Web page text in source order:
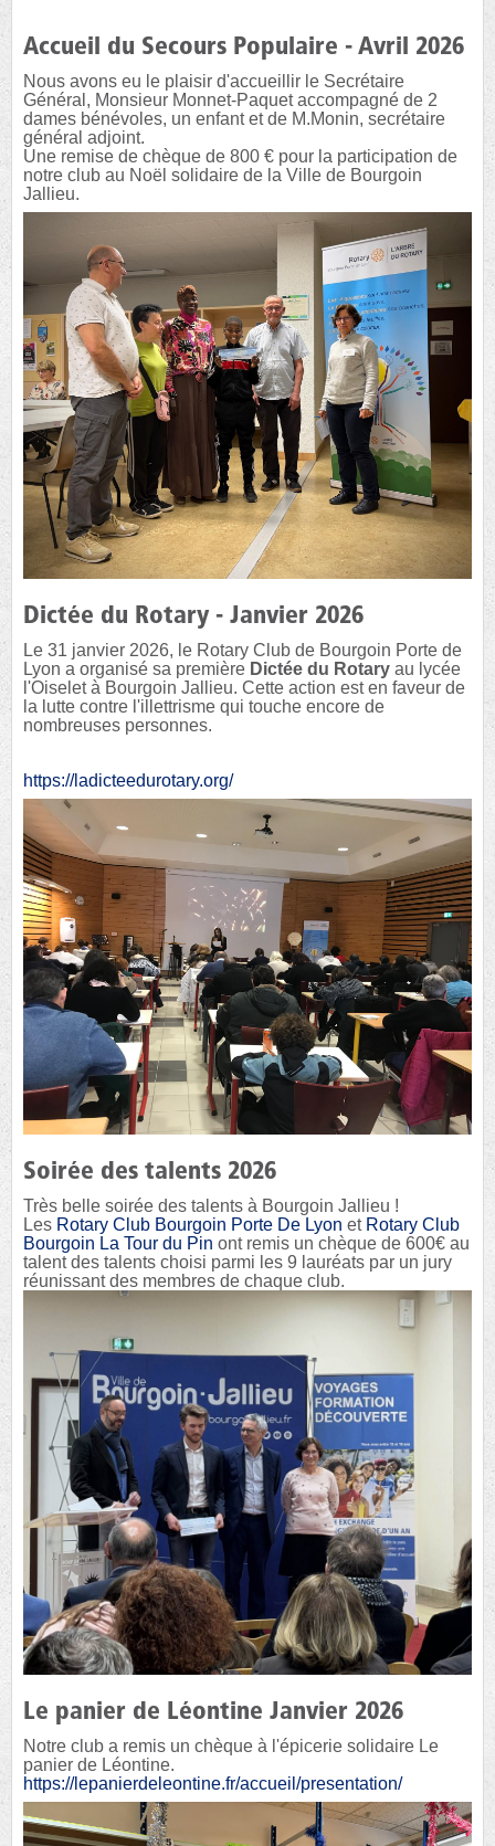
Accueil du Secours Populaire - Avril 2026
Nous avons eu le plaisir d'accueillir le Secrétaire
Général, Monsieur Monnet-Paquet accompagné de 2
dames bénévoles, un enfant et de M.Monin, secrétaire
général adjoint.
Une remise de chèque de 800 € pour la participation de
notre club au Noël solidaire de la Ville de Bourgoin
Jallieu.
Dictée du Rotary - Janvier 2026
Le 31 janvier 2026, le Rotary Club de Bourgoin Porte de
Lyon a organisé sa première Dictée du Rotary au lycée
l'Oiselet à Bourgoin Jallieu. Cette action est en faveur de
la lutte contre l'illettrisme qui touche encore de
nombreuses personnes.
https://ladicteedurotary.org/
Soirée des talents 2026
Très belle soirée des talents à Bourgoin Jallieu !
Les Rotary Club Bourgoin Porte De Lyon et Rotary Club
Bourgoin La Tour du Pin ont remis un chèque de 600€ au
talent des talents choisi parmi les 9 lauréats par un jury
réunissant des membres de chaque club.
Le panier de Léontine Janvier 2026
Notre club a remis un chèque à l'épicerie solidaire Le
panier de Léontine.
https://lepanierdeleontine.fr/accueil/presentation/